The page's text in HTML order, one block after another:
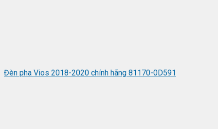
Đèn pha Vios 2018-2020 chính hãng 81170-0D591